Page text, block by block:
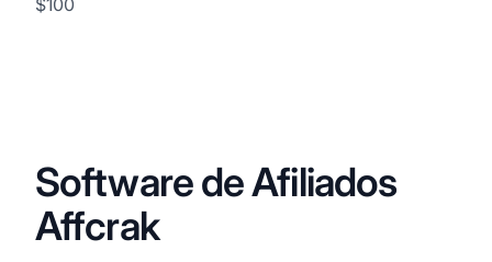
Software de Afiliados
Affcrak